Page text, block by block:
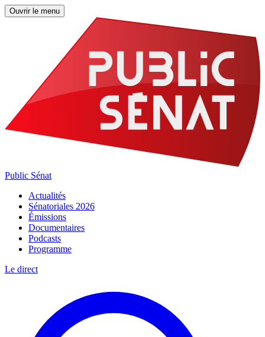
Ouvrir le menu
Public Sénat
Actualités
Sénatoriales 2026
Émissions
Documentaires
Podcasts
Programme
Le direct